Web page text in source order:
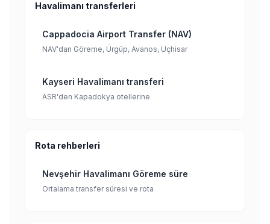
Havalimanı transferleri
Cappadocia Airport Transfer (NAV)
NAV'dan Göreme, Ürgüp, Avanos, Uçhisar
Kayseri Havalimanı transferi
ASR'den Kapadokya otellerine
Rota rehberleri
Nevşehir Havalimanı Göreme süre
Ortalama transfer süresi ve rota